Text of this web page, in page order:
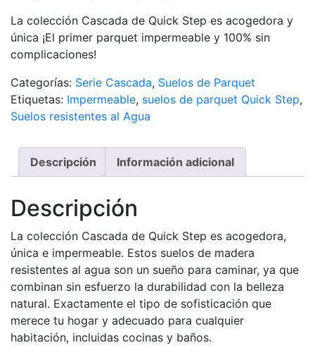
La colección Cascada de Quick Step es acogedora y
única ¡El primer parquet impermeable y 100% sin
complicaciones!
Categorías: Serie Cascada, Suelos de Parquet
Etiquetas: Impermeable, suelos de parquet Quick Step,
Suelos resistentes al Agua
Descripción Información adicional
Descripción
La colección Cascada de Quick Step es acogedora,
única e impermeable. Estos suelos de madera
resistentes al agua son un sueño para caminar, ya que
combinan sin esfuerzo la durabilidad con la belleza
natural. Exactamente el tipo de sofisticación que
merece tu hogar y adecuado para cualquier
habitación, incluidas cocinas y baños.